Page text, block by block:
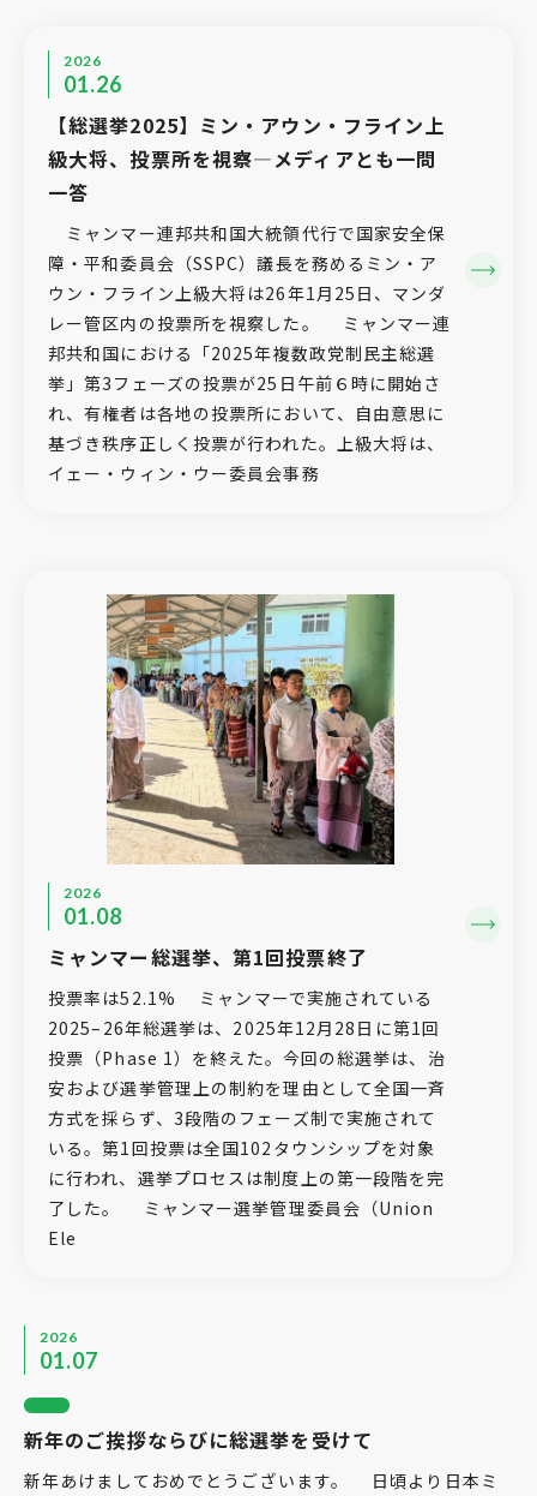
2026
01.26
【総選挙2025】ミン・アウン・フライン上
級大将、投票所を視察―メディアとも一問
一答
ミャンマー連邦共和国大統領代行で国家安全保
障・平和委員会（SSPC）議長を務めるミン・ア
ウン・フライン上級大将は26年1月25日、マンダ
レー管区内の投票所を視察した。 ミャンマー連
邦共和国における「2025年複数政党制民主総選
挙」第3フェーズの投票が25日午前６時に開始さ
れ、有権者は各地の投票所において、自由意思に
基づき秩序正しく投票が行われた。上級大将は、
イェー・ウィン・ウー委員会事務
2026
01.08
ミャンマー総選挙、第1回投票終了
投票率は52.1% ミャンマーで実施されている
2025–26年総選挙は、2025年12月28日に第1回
投票（Phase 1）を終えた。今回の総選挙は、治
安および選挙管理上の制約を理由として全国一斉
方式を採らず、3段階のフェーズ制で実施されて
いる。第1回投票は全国102タウンシップを対象
に行われ、選挙プロセスは制度上の第一段階を完
了した。 ミャンマー選挙管理委員会（Union
Ele
2026
01.07
新年のご挨拶ならびに総選挙を受けて
新年あけましておめでとうございます。 日頃より日本ミ